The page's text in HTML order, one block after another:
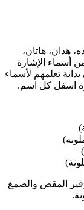
هذان، هاتان،
أسماء الإشارة
تعلمهم لأسماء
اسفل كل اسم.
المقص والصمغ